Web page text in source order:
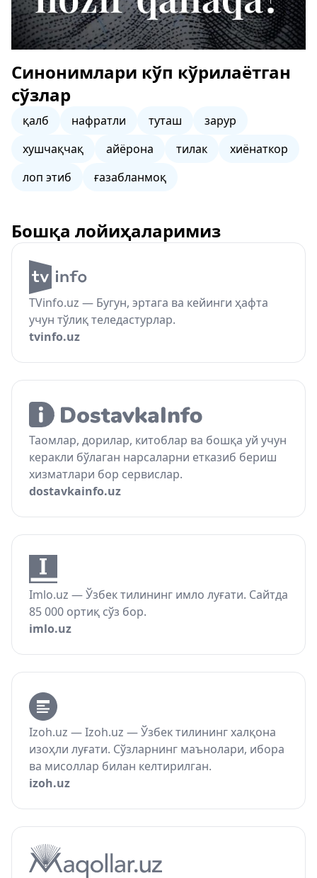
Синонимлари кўп кўрилаётган
сўзлар
қалб нафратли туташ
зарур
хушчақчақ
айёрона тилак
хиёнаткор
лоп этиб
ғазабланмоқ
Бошқа лойиҳаларимиз
TVinfo.uz — Бугун, эртага ва кейинги ҳафта
учун тўлиқ теледастурлар.
tvinfo.uz
Таомлар, дорилар, китоблар ва бошқа уй учун
керакли бўлаган нарсаларни етказиб бериш
хизматлари бор сервислар.
dostavkainfo.uz
Imlo.uz — Ўзбек тилининг имло луғати. Сайтда
85 000 ортиқ сўз бор.
imlo.uz
Izoh.uz — Izoh.uz — Ўзбек тилининг халқона
изоҳли луғати. Сўзларнинг маънолари, ибора
ва мисоллар билан келтирилган.
izoh.uz